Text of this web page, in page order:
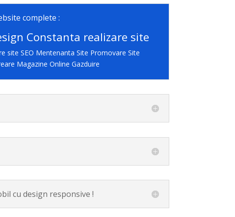
complete :
Constanta realizare site
site SEO Mentenanta Site Promovare Site
Magazine Online Gazduire
cu design responsive !